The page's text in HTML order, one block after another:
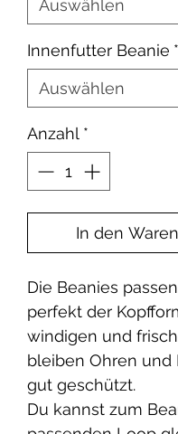
Innenfutter Beanie *
Anzahl *
In den
Die Beanies
perfekt der
windigen und
bleiben Ohren und
gut geschützt.
Du kannst zum